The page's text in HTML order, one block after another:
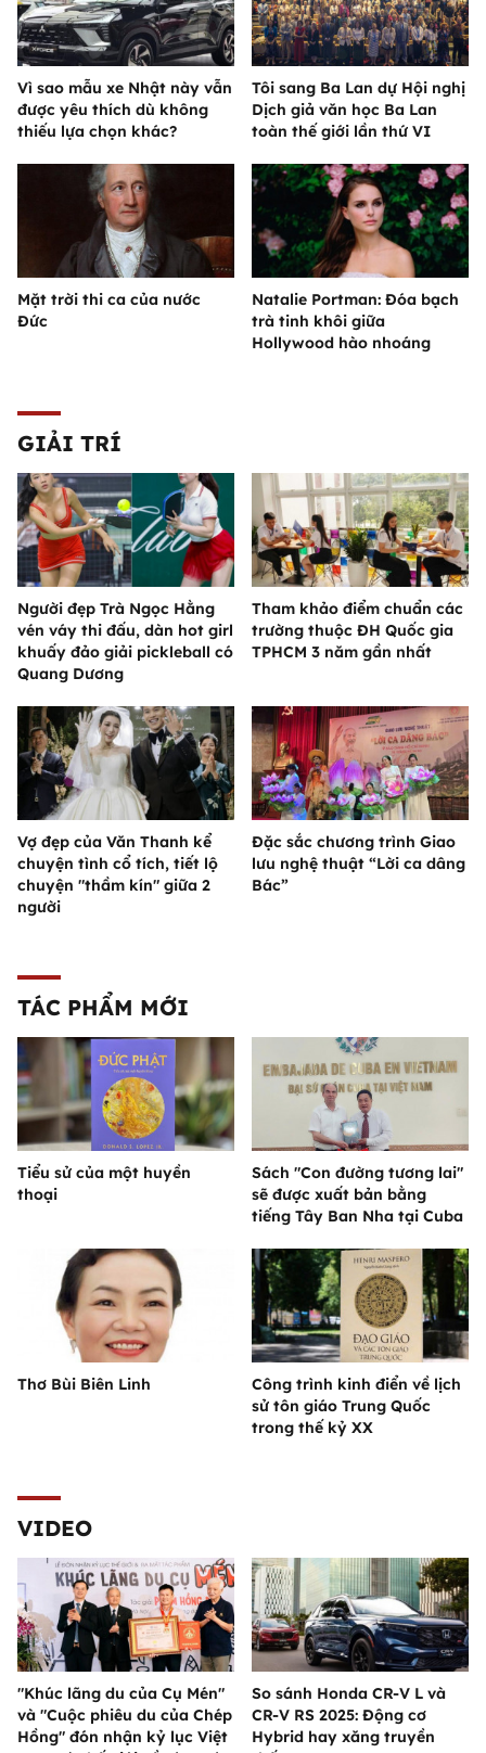
Vì sao mẫu xe Nhật này vẫn
được yêu thích dù không
thiếu lựa chọn khác?
Tôi sang Ba Lan dự Hội nghị
Dịch giả văn học Ba Lan
toàn thế giới lần thứ VI
Mặt trời thi ca của nước
Đức
Natalie Portman: Đóa bạch
trà tinh khôi giữa
Hollywood hào nhoáng
GIẢI TRÍ
Người đẹp Trà Ngọc Hằng
vén váy thi đấu, dàn hot girl
khuấy đảo giải pickleball có
Quang Dương
Tham khảo điểm chuẩn các
trường thuộc ĐH Quốc gia
TPHCM 3 năm gần nhất
Vợ đẹp của Văn Thanh kể
chuyện tình cổ tích, tiết lộ
chuyện "thầm kín" giữa 2
người
Đặc sắc chương trình Giao
lưu nghệ thuật “Lời ca dâng
Bác”
TÁC PHẨM MỚI
Tiểu sử của một huyền
thoại
Sách "Con đường tương lai"
sẽ được xuất bản bằng
tiếng Tây Ban Nha tại Cuba
Thơ Bùi Biên Linh
Công trình kinh điển về lịch
sử tôn giáo Trung Quốc
trong thế kỷ XX
VIDEO
"Khúc lãng du của Cụ Mén"
và "Cuộc phiêu du của Chép
Hồng" đón nhận kỷ lục Việt
So sánh Honda CR-V L và
CR-V RS 2025: Động cơ
Hybrid hay xăng truyền